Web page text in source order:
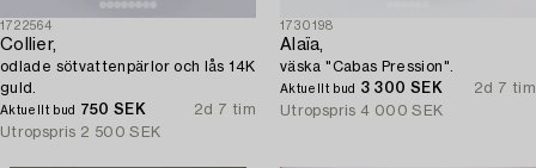
1722564
Collier,
odlade sötvattenpärlor och lås 14K
guld.
Aktuellt bud 750 SEK
2d 7 tim
Utropspris 2 500 SEK
1730198
Alaïa,
väska "Cabas Pression".
Aktuellt bud 3 300 SEK
2d 7 tim
Utropspris 4 000 SEK